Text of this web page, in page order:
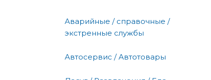
Аварийные / справочные /
экстренные службы
Автосервис / Автотовары